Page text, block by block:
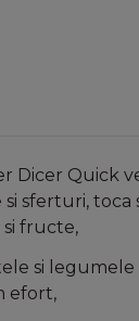
Dicer Quick
sferturi, toca
fructe,
si
efort,